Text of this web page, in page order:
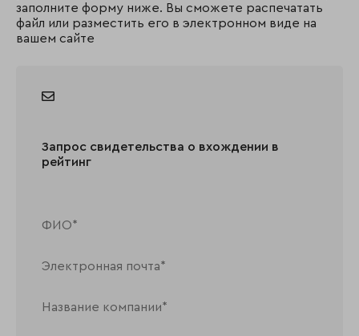
заполните форму ниже. Вы сможете распечатать
файл или разместить его в электронном виде на
вашем сайте
Запрос свидетельства о вхождении в
рейтинг